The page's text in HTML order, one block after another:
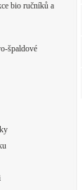
bio ručníků a
špaldové